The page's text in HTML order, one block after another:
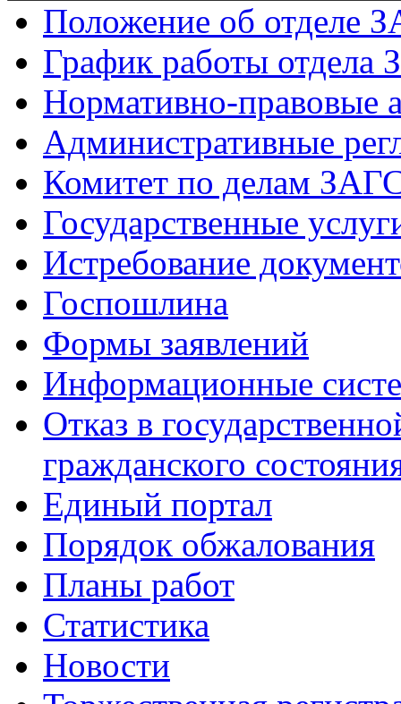
Положение об отделе
График работы отдела
Нормативно-правовые
Административные
Комитет по делам
Государственные
Истребование
Госпошлина
Формы заявлений
Информационные
Отказ в
гражданского
Единый портал
Порядок обжалования
Планы работ
Статистика
Новости